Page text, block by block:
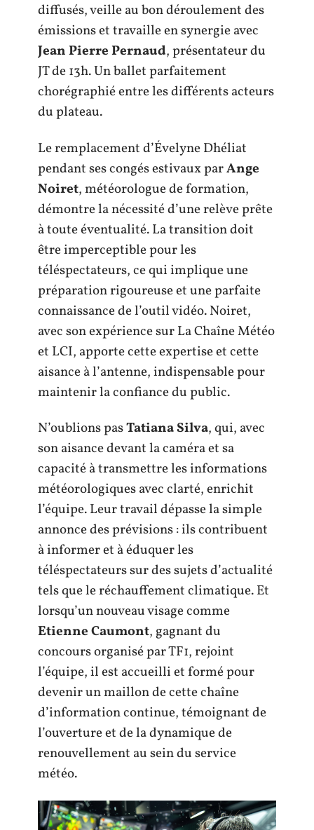
diffusés, veille au bon déroulement des
émissions et travaille en synergie avec
Jean Pierre Pernaud, présentateur du
JT de 13h. Un ballet parfaitement
chorégraphié entre les différents acteurs
du plateau.
Le remplacement d’Évelyne Dhéliat
pendant ses congés estivaux parAnge
Noiret, météorologue de formation,
démontre la nécessité d’une relève prête
à toute éventualité. La transition doit
être imperceptible pour les
téléspectateurs, ce qui implique une
préparation rigoureuse et une parfaite
connaissance de l’outil vidéo. Noiret,
avec son expérience sur La Chaîne Météo
et LCI, apporte cette expertise et cette
aisance à l’antenne, indispensable pour
maintenir la confiance du public.
N’oublions pasTatiana Silva, qui, avec
son aisance devant la caméra et sa
capacité à transmettre les informations
météorologiques avec clarté, enrichit
l’équipe. Leur travail dépasse la simple
annonce des prévisions : ils contribuent
à informer et à éduquer les
téléspectateurs sur des sujets d’actualité
tels que le réchauffement climatique. Et
lorsqu’un nouveau visage comme
Etienne Caumont, gagnant du
concours organisé par TF1, rejoint
l’équipe, il est accueilli et formé pour
devenir un maillon de cette chaîne
d’information continue, témoignant de
l’ouverture et de la dynamique de
renouvellement au sein du service
météo.